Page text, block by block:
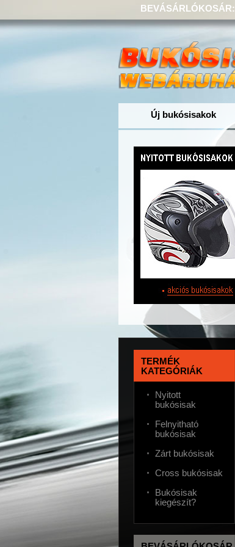
BEVÁSÁRLÓKOSÁR:
Új bukósisakok
TERMÉK
KATEGÓRIÁK
Nyitott
bukósisak
Felnyitható
bukósisak
Zárt bukósisak
Cross bukósisak
Bukósisak
kiegészít?